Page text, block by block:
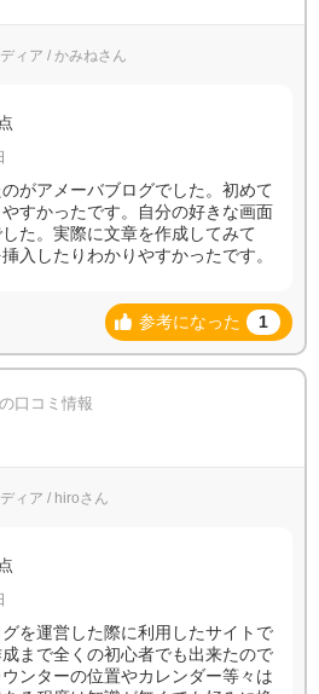
ィア / かみねさん
点
がアメーバブログでした。初めて
すかったです。自分の好きな画面
た。実際に文章を作成してみて
入したりわかりやすかったです。
参考になった 1
口コミ情報
ィア / hiroさん
点
を運営した際に利用したサイトで
まで全くの初心者でも出来たので
ンターの位置やカレンダー等々は